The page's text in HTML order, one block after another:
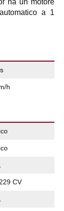
a 1
h
CV